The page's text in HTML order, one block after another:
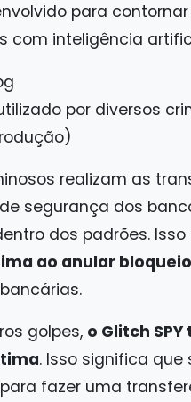
para
com inteligência
por diversos
realizam as
segurança dos
dos padrões.
ao anular
golpes, o Glitch
. Isso significa
fazer uma